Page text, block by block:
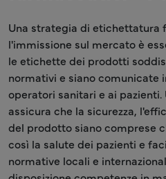
Una strategia di etichettatura
l'immissione sul mercato è
le etichette dei prodotti
normativi e siano comunicate
operatori sanitari e ai
assicura che la sicurezza,
del prodotto siano comprese
così la salute dei pazienti e
normative locali e